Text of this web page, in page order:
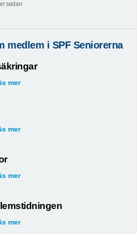
sedan
medlem i SPF Seniorerna
mer
mer
mer
mer